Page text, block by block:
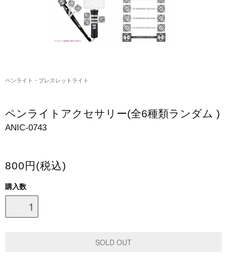
花村想太｜Natural Lag(ナチュラルラグ)グッズ
和田颯｜Wagic Hour Worksグッズ
スマホケース・モバイルバッテリー
会場限定グッズ
ペンライト・ブレスレットライト
ペンライトアクセサリー(全6種類ランダム )
ANIC-0743
800円(税込)
購入数